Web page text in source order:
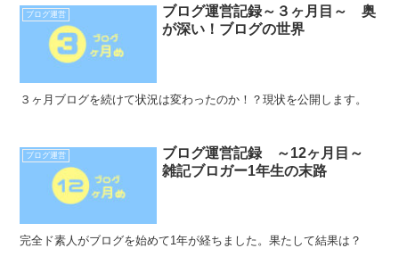
ブログ運営
ブログ運営記録～３ヶ月目～ 奥
が深い！ブログの世界
３ヶ月ブログを続けて状況は変わったのか！？現状を公開します。
ブログ運営
ブログ運営記録 ～12ヶ月目～
雑記ブロガー1年生の末路
完全ド素人がブログを始めて1年が経ちました。果たして結果は？